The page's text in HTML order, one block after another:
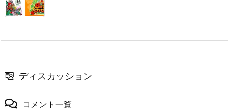
ディスカッション
コメント一覧